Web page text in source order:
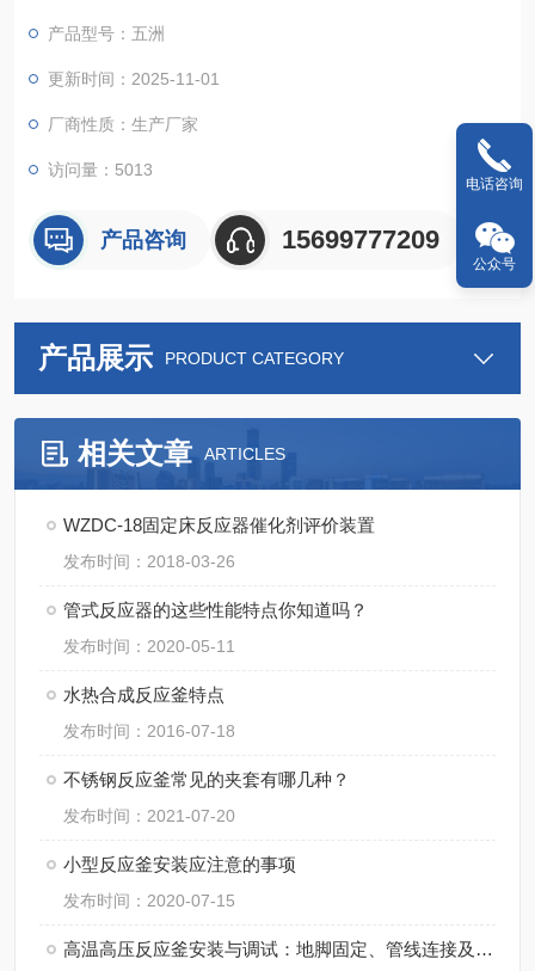
产品型号：五洲
更新时间：2025-11-01
厂商性质：生产厂家
访问量：5013
产品咨询 15699777209
产品展示 PRODUCT CATEGORY
相关文章 ARTICLES
WZDC-18固定床反应器催化剂评价装置
发布时间：2018-03-26
管式反应器的这些性能特点你知道吗？
发布时间：2020-05-11
水热合成反应釜特点
发布时间：2016-07-18
不锈钢反应釜常见的夹套有哪几种？
发布时间：2021-07-20
小型反应釜安装应注意的事项
发布时间：2020-07-15
高温高压反应釜安装与调试：地脚固定、管线连接及试压流程
电话咨询
公众号